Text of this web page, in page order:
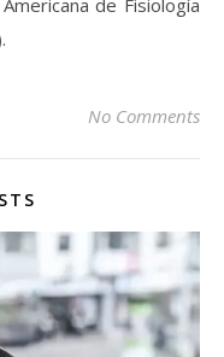
de Fisiología
No Comments